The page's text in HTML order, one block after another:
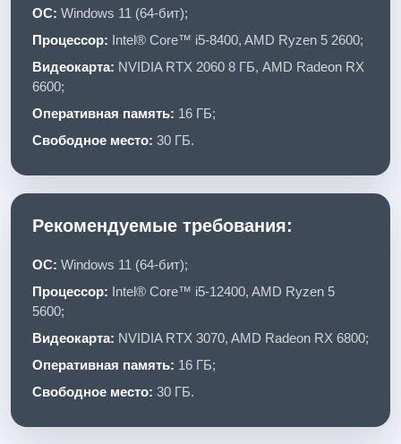
ОС: Windows 11 (64-бит);
Процессор: Intel® Core™ i5-8400, AMD Ryzen 5 2600;
Видеокарта: NVIDIA RTX 2060 8 ГБ, AMD Radeon RX
6600;
Оперативная память: 16 ГБ;
Свободное место: 30 ГБ.
Рекомендуемые требования:
ОС: Windows 11 (64-бит);
Процессор: Intel® Core™ i5-12400, AMD Ryzen 5
5600;
Видеокарта: NVIDIA RTX 3070, AMD Radeon RX 6800;
Оперативная память: 16 ГБ;
Свободное место: 30 ГБ.